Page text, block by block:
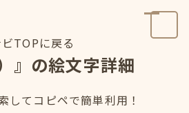
TOPに戻る
』の絵文字詳細
してコピペで簡単利用！